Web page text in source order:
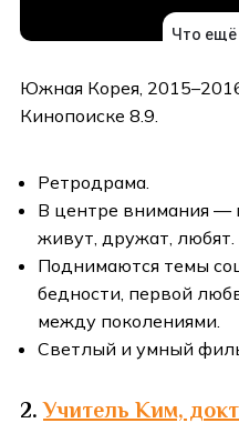
Южная Корея,
Кинопоиске 8.9.
Ретродрама.
В центре внимания —
живут, дружат, любят.
Поднимаются темы
бедности, первой
между поколениями.
Светлый и умный
2.Учитель Ким,